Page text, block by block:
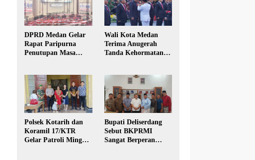
DPRD Medan Gelar
Rapat Paripurna
Penutupan Masa
Wali Kota Medan
Terima Anugerah
Tanda Kehormatan
Polsek Kotarih dan
Koramil 17/KTR
Gelar Patroli Minggu
Bupati Deliserdang
Sebut BKPRMI
Sangat Berperan